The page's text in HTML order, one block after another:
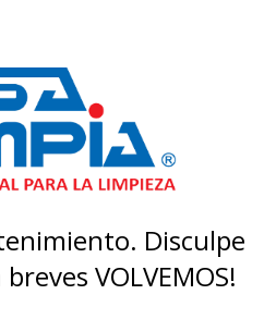
Disculpe
VOLVEMOS!